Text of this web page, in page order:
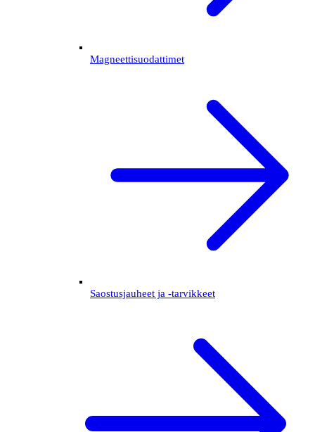
Magneettisuodattimet
Saostusjauheet ja -tarvikkeet